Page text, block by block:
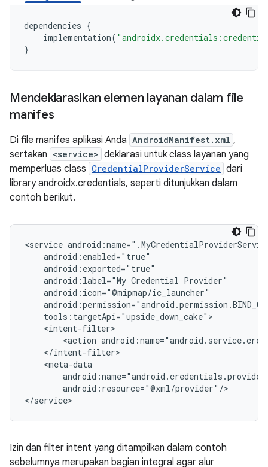
dependencies {
implementation(
}
Mendeklarasikan elemen layanan dalam file
manifes
Di file manifes aplikasi Anda AndroidManifest.xml ,
sertakan <service> deklarasi untuk class layanan yang
memperluas class CredentialProviderService dari
library androidx.credentials, seperti ditunjukkan dalam
contoh berikut.
<service
android:label="My Credential
<action
android:resource="@xml/provider"/>
Izin dan filter intent yang ditampilkan dalam contoh
sebelumnya merupakan bagian integral agar alur